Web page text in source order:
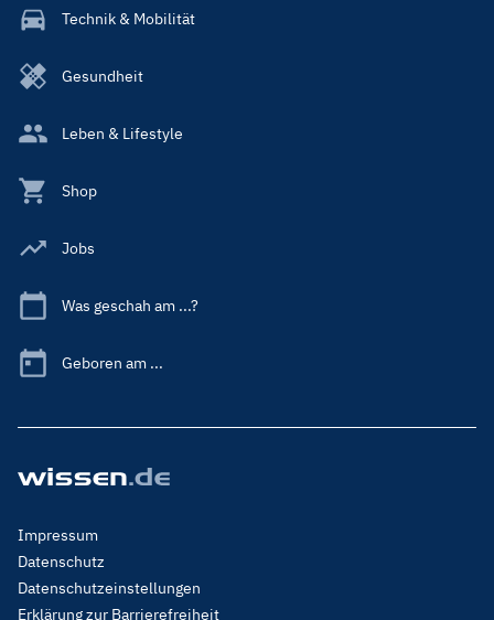
Technik & Mobilität
Gesundheit
Leben & Lifestyle
Shop
Jobs
Was geschah am ...?
Geboren am ...
Footer
Menu
Legal
Impressum
Datenschutz
Datenschutzeinstellungen
Erklärung zur Barrierefreiheit